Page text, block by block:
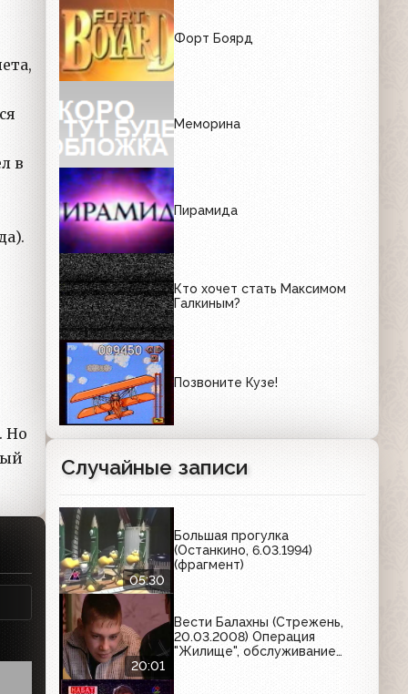
в
Но
Форт Боярд
Меморина
Пирамида
Кто хочет стать Максимом
Галкиным?
Позвоните Кузе!
Случайные записи
05:30
Большая прогулка
(Останкино, 6.03.1994)
(фрагмент)
20:01
Вести Балахны (Стрежень,
20.03.2008) Операция
"Жилище", обслуживание